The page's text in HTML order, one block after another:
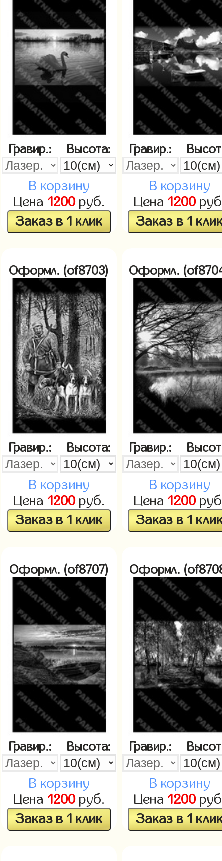
Гравир.: Высота:
В корзину
Цена 1200руб.
Заказ в 1 клик
Гравир.:
В корзину
Цена 1200
Заказ в 1
Оформл. (of8703)
Гравир.: Высота:
В корзину
Цена 1200руб.
Заказ в 1 клик
Оформл.
Гравир.:
В корзину
Цена 1200
Заказ в 1
Оформл. (of8707)
Гравир.: Высота:
В корзину
Цена 1200руб.
Заказ в 1 клик
Оформл.
Гравир.:
В корзину
Цена 1200
Заказ в 1